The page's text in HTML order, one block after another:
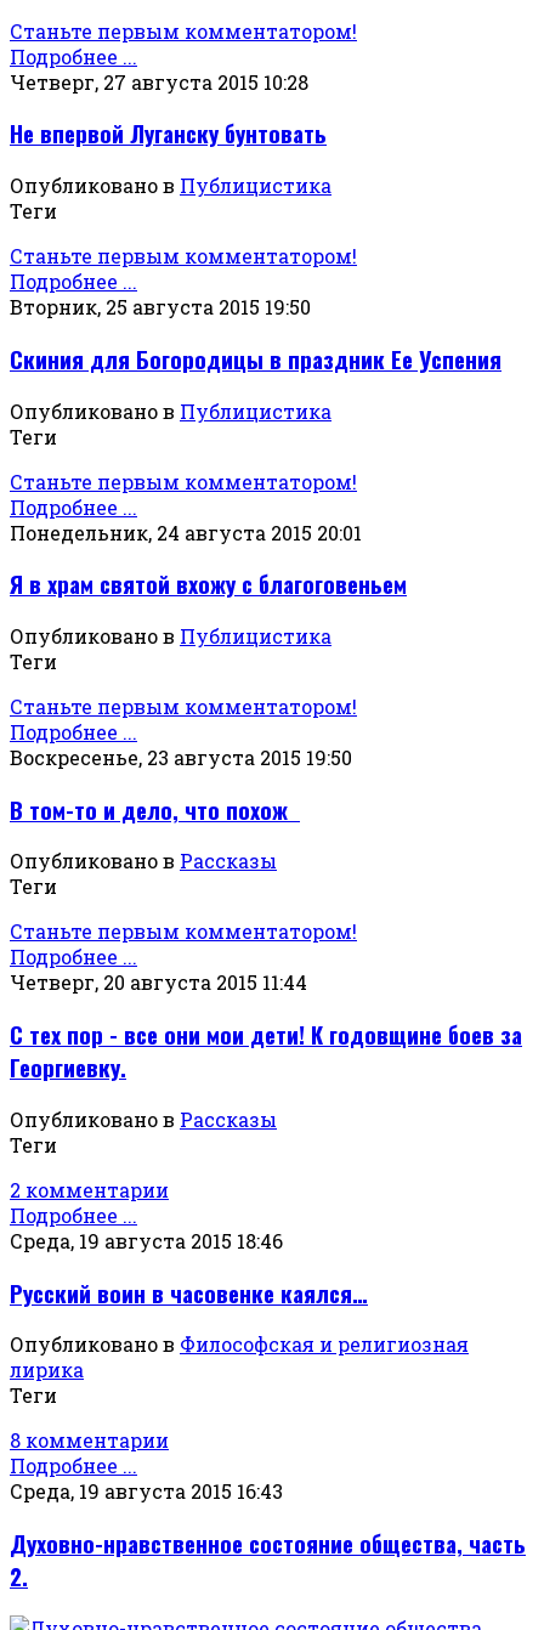
Станьте первым комментатором!
Подробнее ...
Четверг, 27 августа 2015 10:28
Не впервой Луганску бунтовать
Опубликовано в Публицистика
Теги
Станьте первым комментатором!
Подробнее ...
Вторник, 25 августа 2015 19:50
Скиния для Богородицы в праздник Ее Успения
Опубликовано в Публицистика
Теги
Станьте первым комментатором!
Подробнее ...
Понедельник, 24 августа 2015 20:01
Я в храм святой вхожу с благоговеньем
Опубликовано в Публицистика
Теги
Станьте первым комментатором!
Подробнее ...
Воскресенье, 23 августа 2015 19:50
В том-то и дело, что похож
Опубликовано в Рассказы
Теги
Станьте первым комментатором!
Подробнее ...
Четверг, 20 августа 2015 11:44
С тех пор - все они мои дети! К годовщине боев за
Георгиевку.
Опубликовано в Рассказы
Теги
2 комментарии
Подробнее ...
Среда, 19 августа 2015 18:46
Русский воин в часовенке каялся…
Опубликовано в Философская и религиозная
лирика
Теги
8 комментарии
Подробнее ...
Среда, 19 августа 2015 16:43
Духовно-нравственное состояние общества, часть
2.